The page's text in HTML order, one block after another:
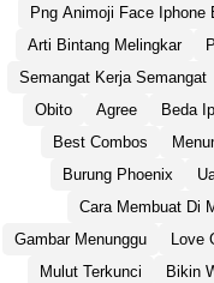
Png Animoji Face Iphone
Arti Bintang Melingkar
Semangat Kerja Semangat
Obito
Agree Beda
Best Combos
Burung Phoenix
Cara Membuat Di
Gambar Menunggu
Love
Mulut Terkunci
Bikin